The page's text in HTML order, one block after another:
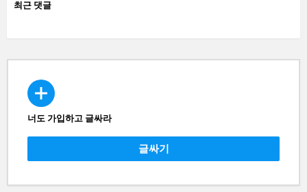
최근 댓글
CREATE
너도 가입하고 글싸라
글싸기